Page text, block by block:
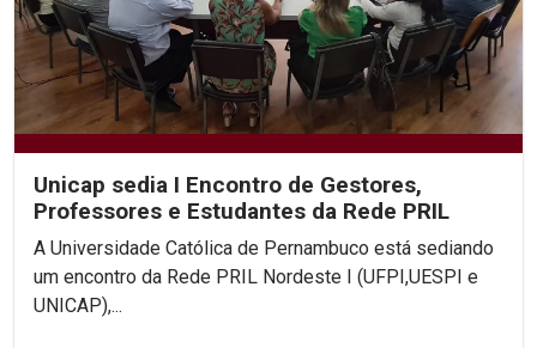
Unicap sedia I Encontro de Gestores,
Professores e Estudantes da Rede PRIL
A Universidade Católica de Pernambuco está sediando
um encontro da Rede PRIL Nordeste I (UFPI,UESPI e
UNICAP),...